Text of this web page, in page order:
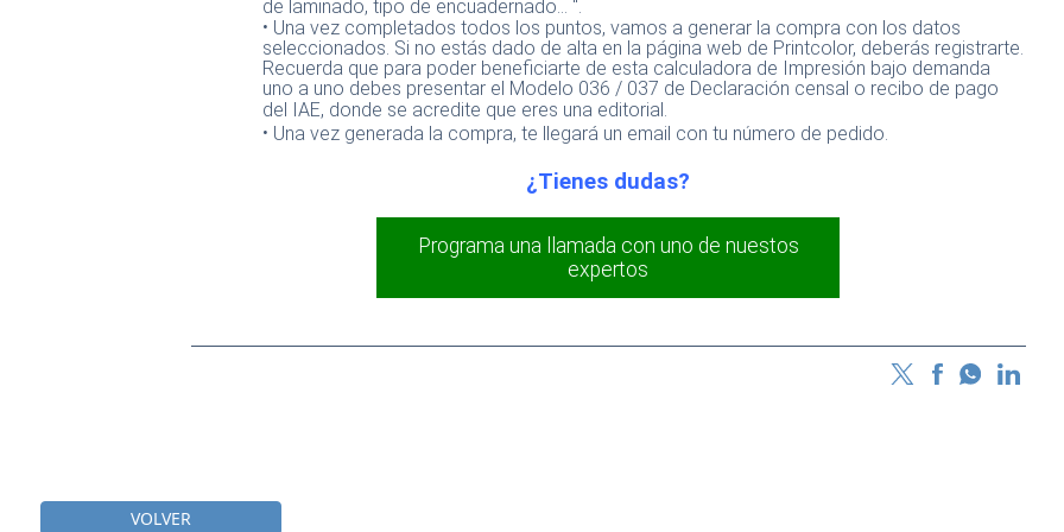
de laminado, tipo de encuadernado... ".
· Una vez completados todos los puntos, vamos a generar la compra con los datos
seleccionados. Si no estás dado de alta en la página web de Printcolor, deberás registrarte.
Recuerda que para poder beneficiarte de esta calculadora de Impresión bajo demanda
uno a uno debes presentar el Modelo 036 / 037 de Declaración censal o recibo de pago
del IAE, donde se acredite que eres una editorial.
· Una vez generada la compra, te llegará un email con tu número de pedido.
¿Tienes dudas?
Programa una llamada con uno de nuestos
expertos
VOLVER